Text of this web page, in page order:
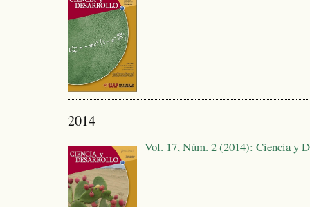
2014
Vol. 17, Núm. 2 (2014): Ciencia y